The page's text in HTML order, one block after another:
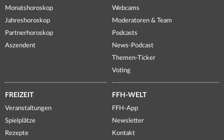
Monatshoroskop
Jahreshoroskop
Partnerhoroskop
Aszendent
Webcams
Moderatoren & Team
Podcasts
News-Podcast
Themen-Ticker
Voting
FREIZEIT
Veranstaltungen
Spielplätze
Rezepte
FFH-WELT
FFH-App
Newsletter
Kontakt